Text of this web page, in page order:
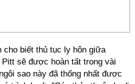
cho biết thủ tục ly hôn giữa
sẽ được hoàn tất trong vài
sao này đã thống nhất được